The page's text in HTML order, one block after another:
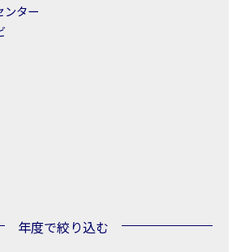
ンター
年度で絞り込む